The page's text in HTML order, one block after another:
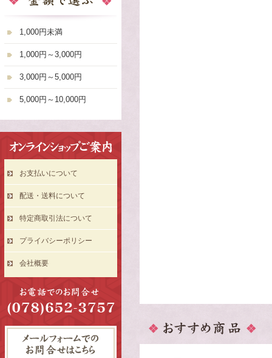
1,000円未満
1,000円～3,000円
3,000円～5,000円
5,000円～10,000円
お支払いについて
配送・送料について
特定商取引法について
プライバシーポリシー
会社概要